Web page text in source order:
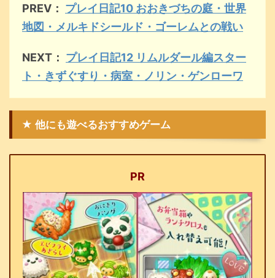
PREV： プレイ日記10 おおきづちの庭・世界
地図・メルキドシールド・ゴーレムとの戦い
NEXT： プレイ日記12 リムルダール編スター
ト・きずぐすり・病室・ノリン・ゲンローワ
★ 他にも遊べるおすすめゲーム
PR